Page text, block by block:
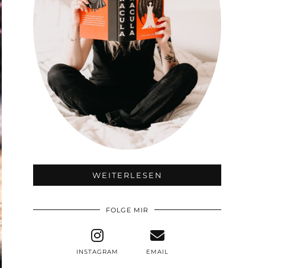
WEITERLESEN
FOLGE MIR
INSTAGRAM EMAIL